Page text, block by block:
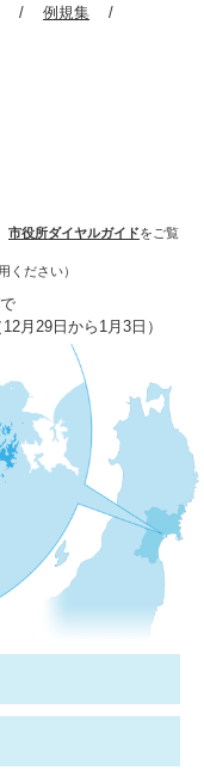
例規集
市役所ダイヤルガイドをご覧
ください）
月29日から1月3日）